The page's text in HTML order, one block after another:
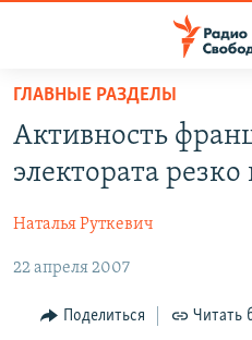
упрощенного
доступа
основному
Вернутся
главной
АВТОРСКИЕ ПРОЕКТЫ
ЦИТАТЫ СВОБОДЫ
МНЕНИЯ
КУЛЬТУРА
ГЛАВНЫЕ РАЗДЕЛЫ
Активность
электората резко
Наталья Руткевич
22 апреля 2007
Поделиться Читать